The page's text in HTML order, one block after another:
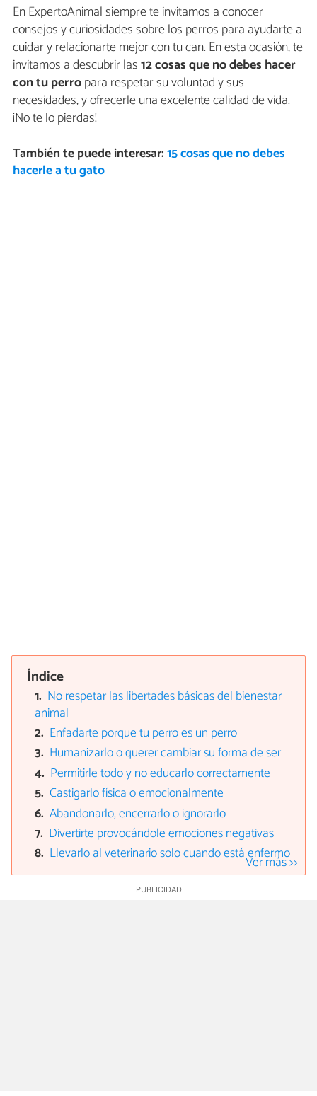
En ExpertoAnimal siempre te invitamos a conocer
consejos y curiosidades sobre los perros para ayudarte a
cuidar y relacionarte mejor con tu can. En esta ocasión, te
invitamos a descubrir las12 cosas que no debes hacer
con tu perropara respetar su voluntad y sus
necesidades, y ofrecerle una excelente calidad de vida.
¡No te lo pierdas!
También te puede interesar:15 cosas que no debes
hacerle a tu gato
Índice
No respetar las libertades básicas del bienestar
animal
Enfadarte porque tu perro es un perro
Humanizarlo o querer cambiar su forma de ser
Permitirle todo y no educarlo correctamente
Castigarlo física o emocionalmente
Abandonarlo, encerrarlo o ignorarlo
Divertirte provocándole emociones negativas
Llevarlo al veterinario solo cuando está enfermo
Ver más >>